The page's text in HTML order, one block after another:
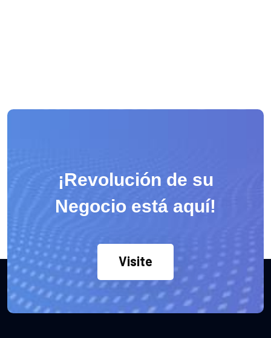
¡Revolución de su
Negocio está aquí!
Visite